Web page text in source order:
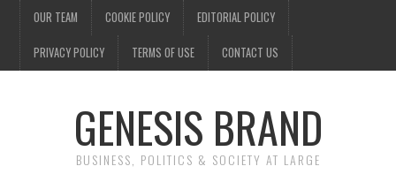
OUR TEAM COOKIE POLICY EDITORIAL POLICY
PRIVACY POLICY TERMS OF USE CONTACT US
GENESIS BRAND
BUSINESS, POLITICS & SOCIETY AT LARGE